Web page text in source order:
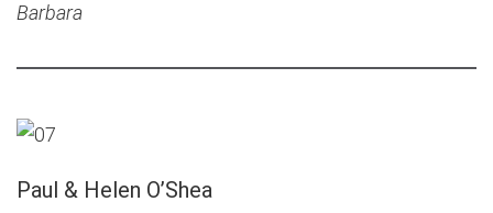
Barbara
Paul & Helen O’Shea